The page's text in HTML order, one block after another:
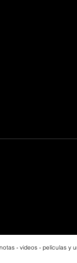
- videos - películas y